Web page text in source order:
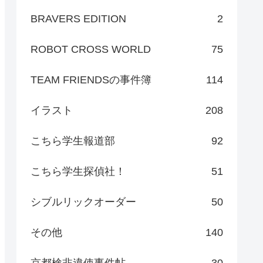
BRAVERS EDITION 2
ROBOT CROSS WORLD 75
TEAM FRIENDSの事件簿 114
イラスト 208
こちら学生報道部 92
こちら学生探偵社！ 51
シブルリックオーダー 50
その他 140